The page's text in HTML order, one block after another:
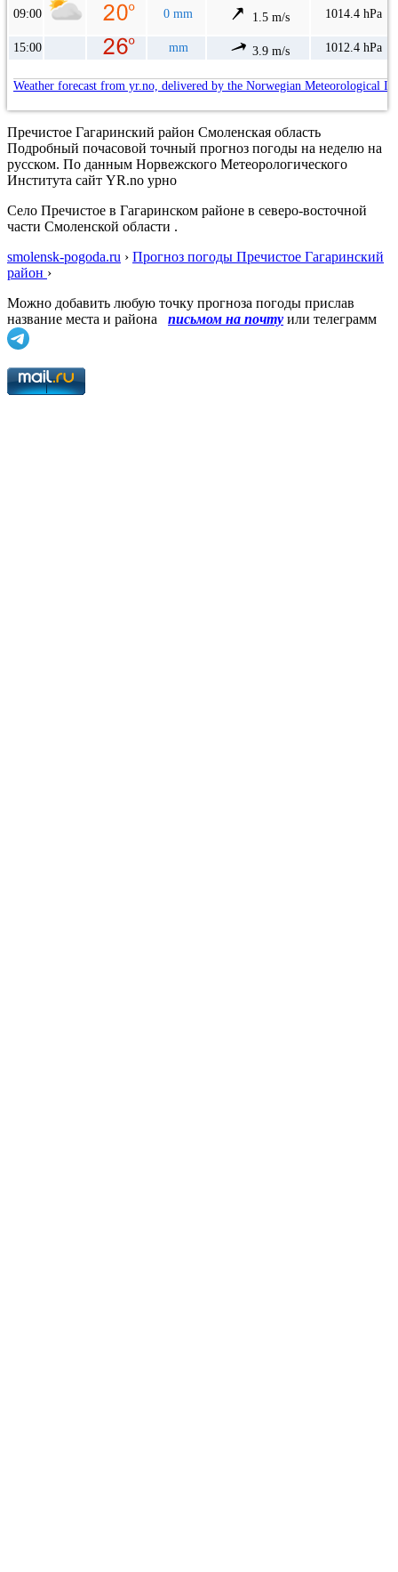
09:00 0 mm 1.5 m/s 1014.4 hPa
15:00 mm 3.9 m/s 1012.4 hPa
Weather forecast from yr.no, delivered by the Norwegian Meteorological
Пречистое Гагаринский район Смоленская область
Подробный почасовой точный прогноз погоды на неделю на
русском. По данным Норвежского Метеорологического
Института сайт YR.no урно
Село Пречистое в Гагаринском районе в северо-восточной
части Смоленской области .
smolensk-pogoda.ru › Прогноз погоды Пречистое Гагаринский
район ›
Можно добавить любую точку прогноза погоды прислав
название места и района
письмом на почту или телеграмм